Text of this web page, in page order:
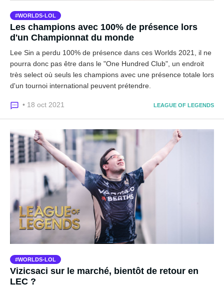
WORLDS-LOL
Les champions avec 100% de présence lors
d'un Championnat du monde
Lee Sin a perdu 100% de présence dans ces Worlds 2021, il ne
pourra donc pas être dans le "One Hundred Club", un endroit
très select où seuls les champions avec une présence totale lors
d'un tournoi international peuvent prétendre.
• 18 oct 2021 LEAGUE OF LEGENDS
WORLDS-LOL
Vizicsaci sur le marché, bientôt de retour en
LEC ?